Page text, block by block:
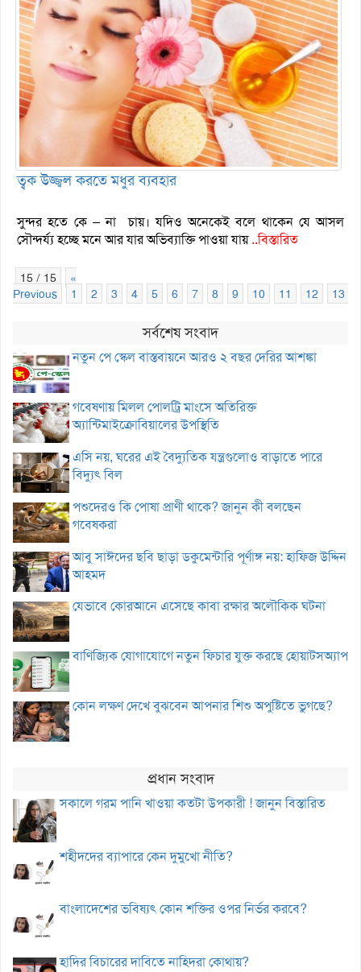
ত্বক উজ্জ্বল করতে মধুর ব্যবহার
সুন্দর হতে কে – না চায়। যদিও অনেকেই বলে থাকেন যে আসল
সৌন্দর্য্য হচ্ছে মনে আর যার অভিব্যাক্তি পাওয়া যায়..বিস্তারিত
15 / 15
«
Previous
1 2 3 4 5 6 7 8 9 10 11 12 13
সর্বশেষ সংবাদ
নতুন পে স্কেল বাস্তবায়নে আরও ২ বছর দেরির আশঙ্কা
গবেষণায় মিলল পোলট্রি মাংসে অতিরিক্ত
অ্যান্টিমাইক্রোবিয়ালের উপস্থিতি
এসি নয়, ঘরের এই বৈদ্যুতিক যন্ত্রগুলোও বাড়াতে পারে
বিদ্যুৎ বিল
পশুদেরও কি পোষা প্রাণী থাকে? জানুন কী বলছেন
গবেষকরা
আবু সাঈদের ছবি ছাড়া ডকুমেন্টারি পূর্ণাঙ্গ নয়: হাফিজ উদ্দিন
আহমদ
যেভাবে কোরআনে এসেছে কাবা রক্ষার অলৌকিক ঘটনা
বাণিজ্যিক যোগাযোগে নতুন ফিচার যুক্ত করছে হোয়াটসঅ্যাপ
কোন লক্ষণ দেখে বুঝবেন আপনার শিশু অপুষ্টিতে ভুগছে?
প্রধান সংবাদ
সকালে গরম পানি খাওয়া কতটা উপকারী ! জানুন বিস্তারিত
শহীদদের ব্যাপারে কেন দুমুখো নীতি?
বাংলাদেশের ভবিষ্যৎ কোন শক্তির ওপর নির্ভর করবে?
হাদির বিচারের দাবিতে নাহিদরা কোথায়?